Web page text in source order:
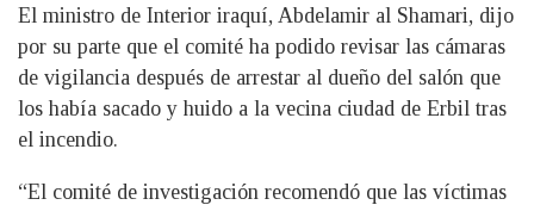
El ministro de Interior iraquí, Abdelamir al Shamari, dijo
por su parte que el comité ha podido revisar las cámaras
de vigilancia después de arrestar al dueño del salón que
los había sacado y huido a la vecina ciudad de Erbil tras
el incendio.
“El comité de investigación recomendó que las víctimas